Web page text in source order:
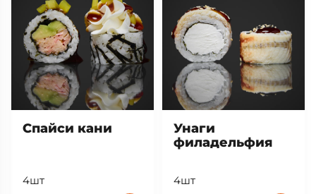
Спайси кани
4шт
Унаги
филадельфия
4шт